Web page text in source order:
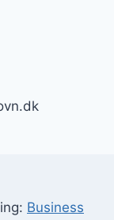
Business